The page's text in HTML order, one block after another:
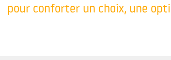
pour conforter un choix, une